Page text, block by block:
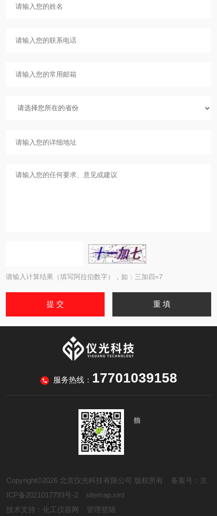
请输入计算结果（填写阿拉伯数字），如：三加四=7
服务热线： 17701039158
Copyright©2026 北京仪光科技有限公司 版权所有 备案号：京
ICP备2021017793号-2
sitemap.xml
技术支持： 化工仪器网 管理登陆